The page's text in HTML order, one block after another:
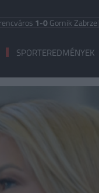
1-0Gornik Zabrze|Larne FC
SPORTEREDMÉNYEK